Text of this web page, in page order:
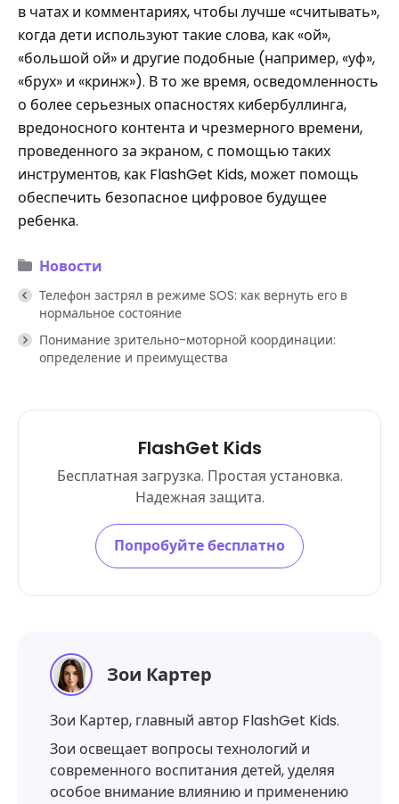
в чатах и ​​комментариях, чтобы лучше «считывать»,
когда дети используют такие слова, как «ой»,
«большой ой» и другие подобные (например, «уф»,
«брух» и «кринж»). В то же время, осведомленность
о более серьезных опасностях кибербуллинга,
вредоносного контента и чрезмерного времени,
проведенного за экраном, с помощью таких
инструментов, как FlashGet Kids, может помощь
обеспечить безопасное цифровое будущее
ребенка.
Новости
Телефон застрял в режиме SOS: как вернуть его в
нормальное состояние
Понимание зрительно-моторной координации:
определение и преимущества
FlashGet Kids
Бесплатная загрузка. Простая установка.
Надежная защита.
Попробуйте бесплатно
Зои Картер
Зои Картер, главный автор FlashGet Kids.
Зои освещает вопросы технологий и
современного воспитания детей, уделяя
особое внимание влиянию и применению